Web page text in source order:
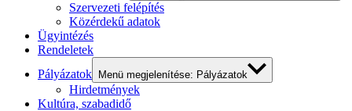
Szervezeti felépítés
Közérdekű adatok
Ügyintézés
Rendeletek
Pályázatok
Menü megjelenítése: Pályázatok
Hirdetmények
Kultúra, szabadidő